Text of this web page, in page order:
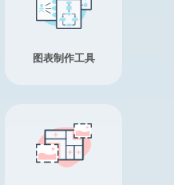
图表制作工具